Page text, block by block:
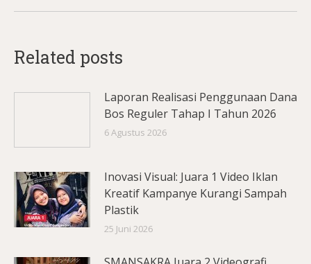
Related posts
Laporan Realisasi Penggunaan Dana
Bos Reguler Tahap I Tahun 2026
6 Agustus 2026
Inovasi Visual: Juara 1 Video Iklan
Kreatif Kampanye Kurangi Sampah
Plastik
25 Juni 2026